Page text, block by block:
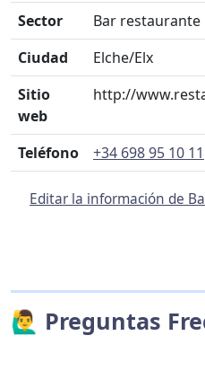
Sector
Bar restaurante
Ciudad
Elche/Elx
Sitio
web
http://
Teléfono +34 698 95 10 11
Editar la información de
🙋‍♂️ Preguntas